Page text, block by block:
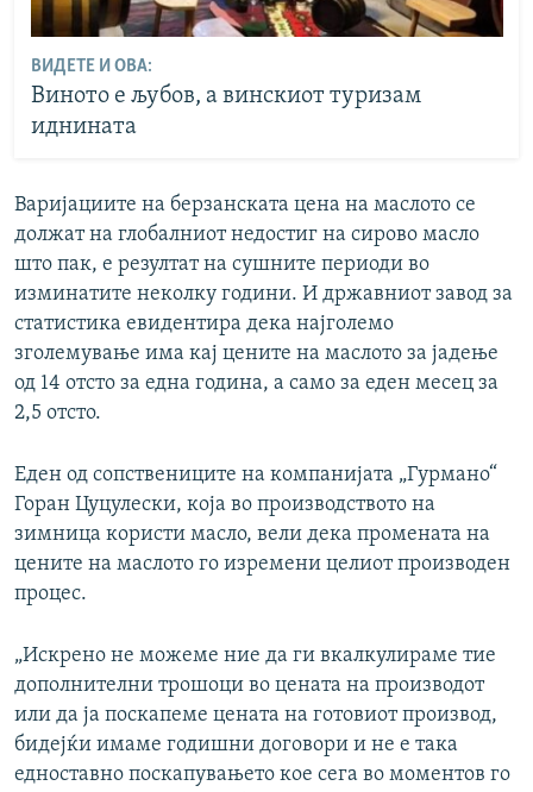
ВИДЕТЕ И ОВА:
Виното е љубов, а винскиот туризам
иднината
Варијациите на берзанската цена на маслото се
должат на глобалниот недостиг на сирово масло
што пак, е резултат на сушните периоди во
изминатите неколку години. И државниот завод за
статистика евидентира дека најголемо
зголемување има кај цените на маслото за јадење
од 14 отсто за една година, а само за еден месец за
2,5 отсто.
Еден од сопствениците на компанијата „Гурмано“
Горан Цуцулески, која во производството на
зимница користи масло, вели дека промената на
цените на маслото го изремени целиот производен
процес.
„Искрено не можеме ние да ги вкалкулираме тие
дополнителни трошоци во цената на производот
или да ја поскапеме цената на готовиот производ,
бидејќи имаме годишни договори и не е така
едноставно поскапувањето кое сега во моментов го